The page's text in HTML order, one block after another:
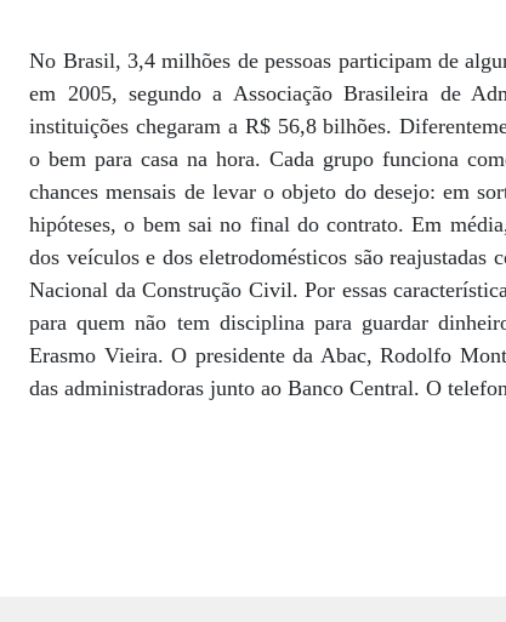
No Brasil, 3,4 milhões de pessoas participam de
em 2005, segundo a Associação Brasileira de
instituições chegaram a R$ 56,8 bilhões.
o bem para casa na hora. Cada grupo funciona
chances mensais de levar o objeto do desejo: em
hipóteses, o bem sai no final do contrato. Em
dos veículos e dos eletrodomésticos são
Nacional da Construção Civil. Por essas
para quem não tem disciplina para guardar
Erasmo Vieira. O presidente da Abac, Rodolfo
das administradoras junto ao Banco Central. O